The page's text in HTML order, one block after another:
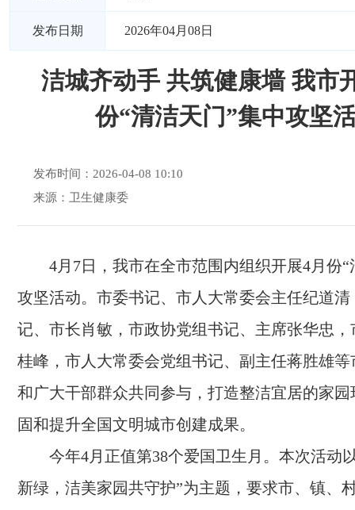
发布日期 2026年04月08日
洁城齐动手 共筑健康墙 我市
份“清洁天门”集中攻坚
发布时间：2026-04-08 10:10
来源：卫生健康委
4月7日，我市在全市范围内组织开展4月份“
攻坚活动。市委书记、市人大常委会主任纪道清
记、市长肖敏，市政协党组书记、主席张华忠
桂峰，市人大常委会党组书记、副主任蒋胜雄
和广大干部群众共同参与，打造整洁宜居的家
固和提升全国文明城市创建成果。
今年4月正值第38个爱国卫生月。本次活动
新绿，洁美家园共守护”为主题，要求市、镇、